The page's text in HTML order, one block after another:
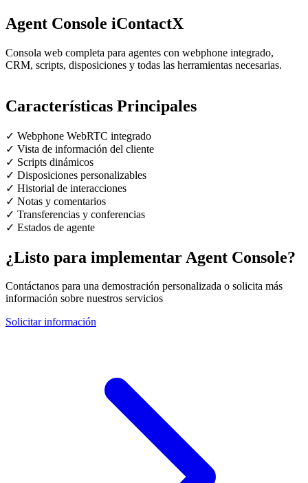
Agent Console iContactX
Consola web completa para agentes con webphone integrado,
CRM, scripts, disposiciones y todas las herramientas necesarias.
Características Principales
✓ Webphone WebRTC integrado
✓ Vista de información del cliente
✓ Scripts dinámicos
✓ Disposiciones personalizables
✓ Historial de interacciones
✓ Notas y comentarios
✓ Transferencias y conferencias
✓ Estados de agente
¿Listo para implementar Agent Console?
Contáctanos para una demostración personalizada o solicita más
información sobre nuestros servicios
Solicitar información